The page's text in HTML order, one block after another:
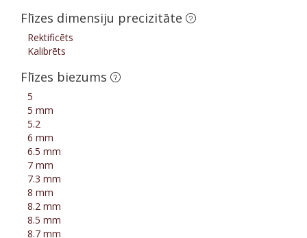
Flīzes dimensiju precizitāte
Rektificēts
Kalibrēts
Flīzes biezums
5
5 mm
5.2
6 mm
6.5 mm
7 mm
7.3 mm
8 mm
8.2 mm
8.5 mm
8.7 mm